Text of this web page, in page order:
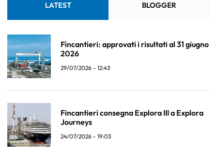
LATEST BLOGGER
Fincantieri: approvati i risultati al 31 giugno
2026
29/07/2026 - 12:43
Fincantieri consegna Explora III a Explora
Journeys
24/07/2026 - 19:03